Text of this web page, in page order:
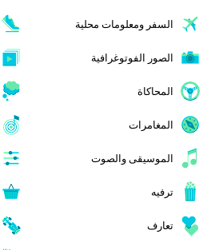
السفر ومعلومات محلية
الصور الفوتوغرافية
المحاكاة
المغامرات
الموسيقى والصوت
ترفيه
تعارف